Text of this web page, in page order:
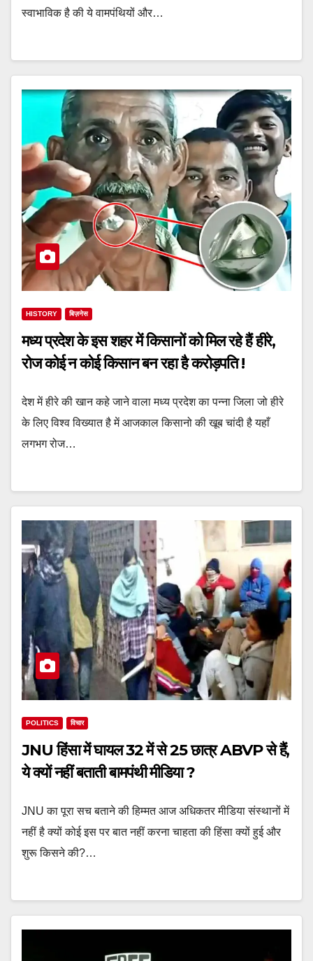
स्वाभाविक है की ये वामपंथियों और…
HISTORY बिज़नेस
मध्य प्रदेश के इस शहर में किसानों को मिल रहे हैं हीरे,
रोज कोई न कोई किसान बन रहा है करोड़पति !
देश में हीरे की खान कहे जाने वाला मध्य प्रदेश का पन्ना जिला जो हीरे
के लिए विश्व विख्यात है में आजकाल किसानो की खूब चांदी है यहाँ
लगभग रोज…
POLITICS विचार
JNU हिंसा में घायल 32 में से 25 छात्र ABVP से हैं,
ये क्यों नहीं बताती बामपंथी मीडिया ?
JNU का पूरा सच बताने की हिम्मत आज अधिकतर मीडिया संस्थानों में
नहीं है क्यों कोई इस पर बात नहीं करना चाहता की हिंसा क्यों हुई और
शुरू किसने की?…